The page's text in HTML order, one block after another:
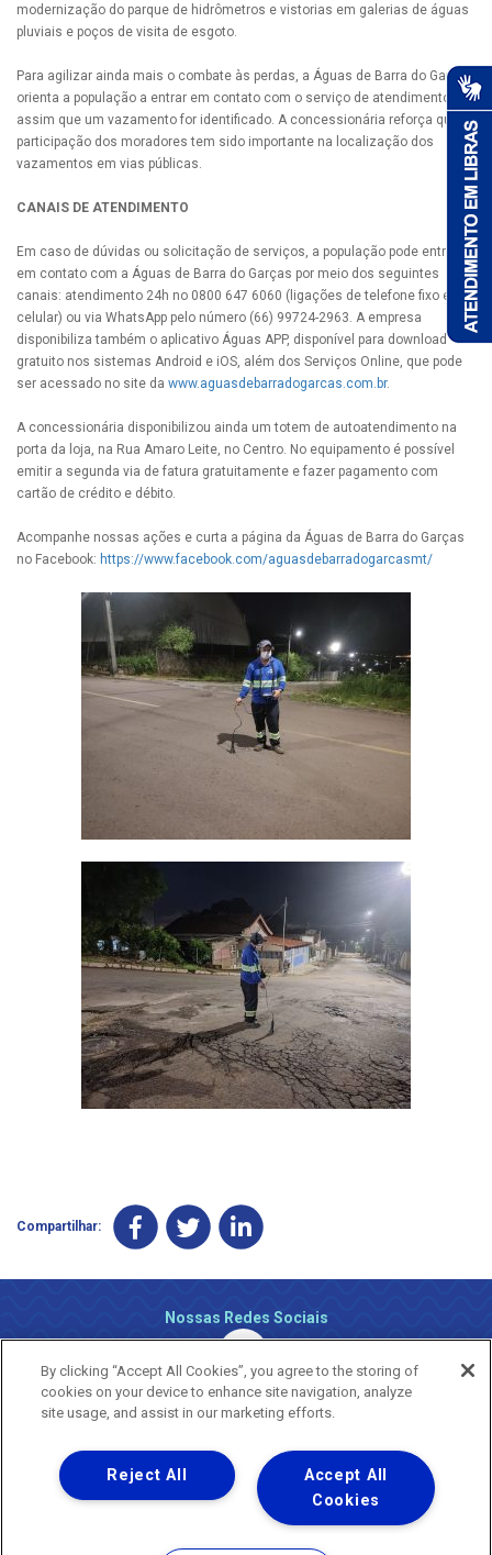
modernização do parque de hidrômetros e vistorias em galerias de águas
pluviais e poços de visita de esgoto.
Para agilizar ainda mais o combate às perdas, a Águas de Barra do Garças
orienta a população a entrar em contato com o serviço de atendimento
assim que um vazamento for identificado. A concessionária reforça que a
participação dos moradores tem sido importante na localização dos
vazamentos em vias públicas.
CANAIS DE ATENDIMENTO
Em caso de dúvidas ou solicitação de serviços, a população pode entrar
em contato com a Águas de Barra do Garças por meio dos seguintes
canais: atendimento 24h no 0800 647 6060 (ligações de telefone fixo e
celular) ou via WhatsApp pelo número (66) 99724-2963. A empresa
disponibiliza também o aplicativo Águas APP, disponível para download
gratuito nos sistemas Android e iOS, além dos Serviços Online, que pode
ser acessado no site da www.aguasdebarradogarcas.com.br.
A concessionária disponibilizou ainda um totem de autoatendimento na
porta da loja, na Rua Amaro Leite, no Centro. No equipamento é possível
emitir a segunda via de fatura gratuitamente e fazer pagamento com
cartão de crédito e débito.
Acompanhe nossas ações e curta a página da Águas de Barra do Garças
no Facebook: https://www.facebook.com/aguasdebarradogarcasmt/
Compartilhar:
Nossas Redes Sociais
Uma empresa
Copyright ® 2026 - Todos os Direitos Reservados.
Nossa natureza movimenta a vida
By clicking “Accept All Cookies”, you agree to the storing of
cookies on your device to enhance site navigation, analyze
site usage, and assist in our marketing efforts.
Accept All
Cookies
Reject All